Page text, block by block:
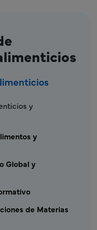
de Productos
y
y
Global y
de Materias